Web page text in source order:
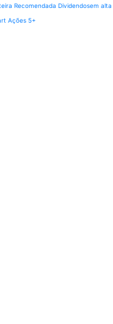
Recomendada Dividendosem alta
Ações 5+